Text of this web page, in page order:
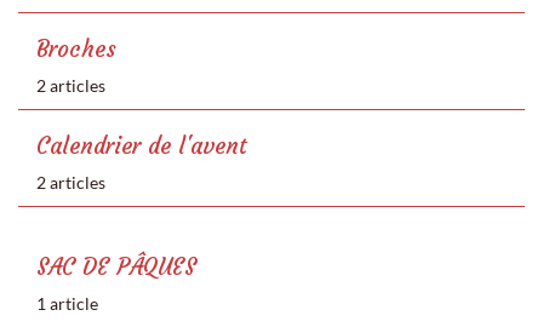
Broches
2 articles
Calendrier de l'avent
2 articles
SAC DE PÂQUES
1 article